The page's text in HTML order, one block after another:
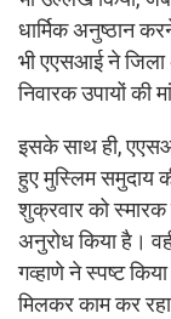
धार्मिक अनुष्ठान
भी एएसआई ने जिला
निवारक उपायों की
इसके साथ ही,
हुए मुस्लिम समुदाय
शुक्रवार को
अनुरोध किया है।
गव्हाणे ने स्पष्ट
मिलकर काम कर